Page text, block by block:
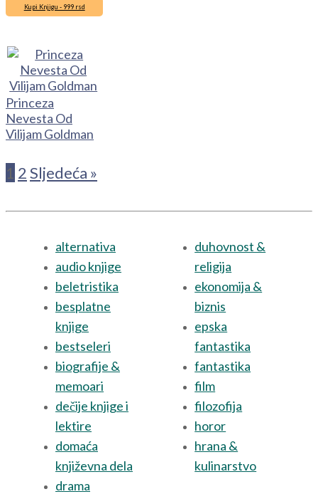
Kupi Knjigu - 999 rsd
Princeza
Nevesta Od
Vilijam Goldman
1 2Sljedeća »
alternativa
audio knjige
beletristika
besplatne
knjige
bestseleri
biografije &
memoari
dečije knjige i
lektire
domaća
književna dela
drama
duhovnost &
religija
ekonomija &
biznis
epska
fantastika
fantastika
film
filozofija
horor
hrana &
kulinarstvo